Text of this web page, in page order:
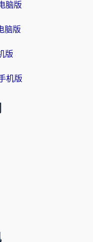
脑版
脑版
版
机版